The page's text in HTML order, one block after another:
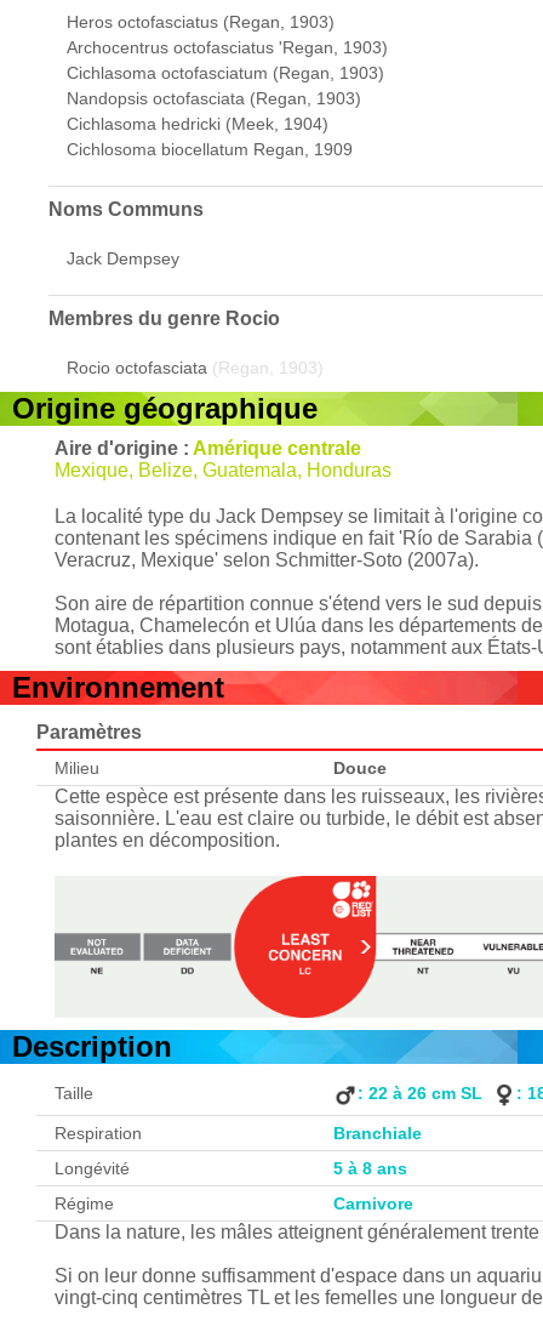
Heros octofasciatus (Regan, 1903)
Archocentrus octofasciatus 'Regan, 1903)
Cichlasoma octofasciatum (Regan, 1903)
Nandopsis octofasciata (Regan, 1903)
Cichlasoma hedricki (Meek, 1904)
Cichlosoma biocellatum Regan, 1909
Noms Communs
Jack Dempsey
Membres du genre Rocio
Rocio octofasciata (Regan, 1903)
Origine géographique
Aire d'origine : Amérique centrale
Mexique, Belize, Guatemala, Honduras
La localité type du Jack Dempsey se limitait à l'origine
contenant les spécimens indique en fait 'Río de
Veracruz, Mexique' selon Schmitter-Soto (2007a).
Son aire de répartition connue s'étend vers le sud
Motagua, Chamelecón et Ulúa dans les départements
sont établies dans plusieurs pays, notamment aux
Environnement
Paramètres
Milieu Douce
Cette espèce est présente dans les ruisseaux, les
saisonnière. L'eau est claire ou turbide, le débit est
plantes en décomposition.
Description
Taille : 22 à 26 cm SL :
Respiration
Branchiale
Longévité
5 à 8 ans
Régime
Carnivore
Dans la nature, les mâles atteignent généralement
Si on leur donne suffisamment d'espace dans un
vingt-cinq centimètres TL et les femelles une longueur